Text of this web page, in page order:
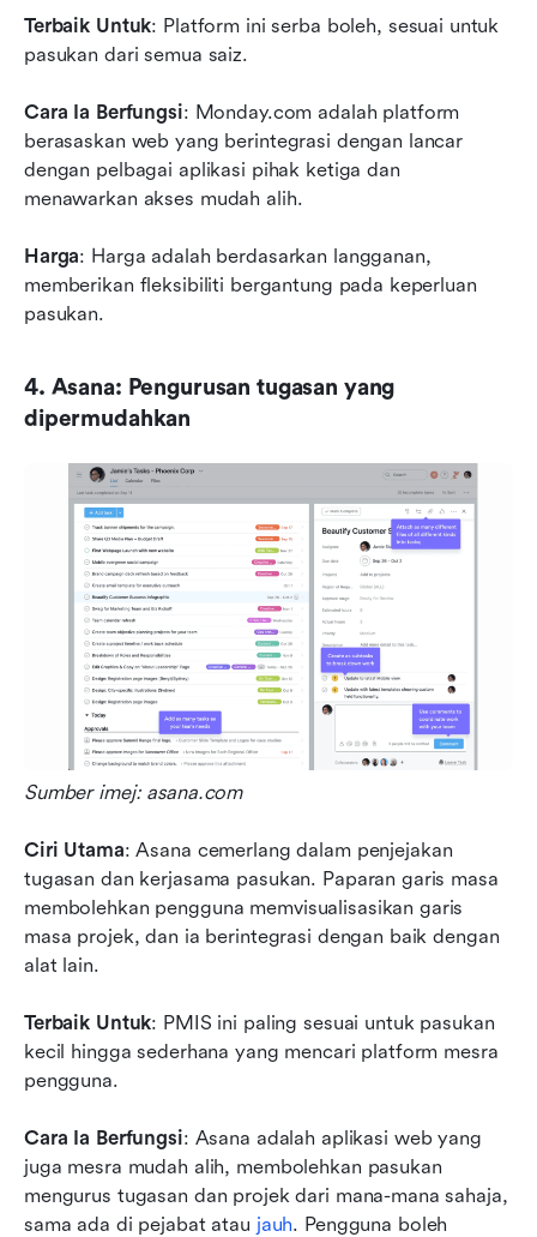
Terbaik Untuk: Platform ini serba boleh, sesuai untuk
pasukan dari semua saiz.
Cara Ia Berfungsi: Monday.com adalah platform
berasaskan web yang berintegrasi dengan lancar
dengan pelbagai aplikasi pihak ketiga dan
menawarkan akses mudah alih.
Harga: Harga adalah berdasarkan langganan,
memberikan fleksibiliti bergantung pada keperluan
pasukan.
4. Asana: Pengurusan tugasan yang
dipermudahkan
Sumber imej: asana.com
Ciri Utama: Asana cemerlang dalam penjejakan
tugasan dan kerjasama pasukan. Paparan garis masa
membolehkan pengguna memvisualisasikan garis
masa projek, dan ia berintegrasi dengan baik dengan
alat lain.
Terbaik Untuk: PMIS ini paling sesuai untuk pasukan
kecil hingga sederhana yang mencari platform mesra
pengguna.
Cara Ia Berfungsi: Asana adalah aplikasi web yang
juga mesra mudah alih, membolehkan pasukan
mengurus tugasan dan projek dari mana-mana sahaja,
sama ada di pejabat atau jauh. Pengguna boleh